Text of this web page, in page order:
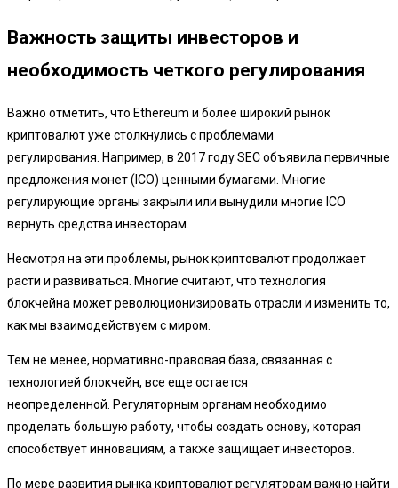
Важность защиты инвесторов и
необходимость четкого регулирования
Важно отметить, что Ethereum и более широкий рынок
криптовалют уже столкнулись с проблемами
регулирования. Например, в 2017 году SEC объявила первичные
предложения монет (ICO) ценными бумагами. Многие
регулирующие органы закрыли или вынудили многие ICO
вернуть средства инвесторам.
Несмотря на эти проблемы, рынок криптовалют продолжает
расти и развиваться. Многие считают, что технология
блокчейна может революционизировать отрасли и изменить то,
как мы взаимодействуем с миром.
Тем не менее, нормативно-правовая база, связанная с
технологией блокчейн, все еще остается
неопределенной. Регуляторным органам необходимо
проделать большую работу, чтобы создать основу, которая
способствует инновациям, а также защищает инвесторов.
По мере развития рынка криптовалют регуляторам важно найти